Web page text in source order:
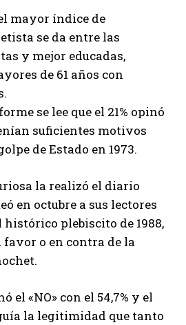
mayor índice de
se da entre las
y mejor educadas,
de 61 años con
se lee que el 21% opinó
suficientes motivos
de Estado en 1973.
la realizó el diario
en octubre a sus lectores
plebiscito de 1988,
favor o en contra de la
el «NO» con el 54,7% y el
la legitimidad que tanto